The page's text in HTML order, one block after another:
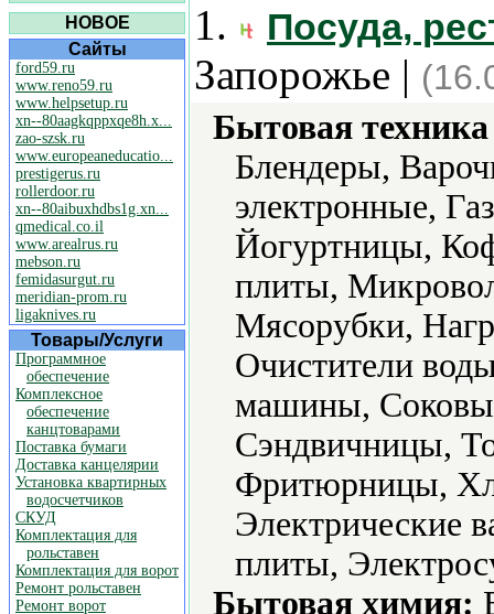
НОВОЕ
Сайты
ford59.ru
www.reno59.ru
www.helpsetup.ru
xn--80aagkqppxqe8h.x...
zao-szsk.ru
www.europeaneducatio...
prestigerus.ru
rollerdoor.ru
xn--80aibuxhdbs1g.xn...
qmedical.co.il
www.arealrus.ru
mebson.ru
femidasurgut.ru
meridian-prom.ru
ligaknives.ru
Товары/Услуги
Программное
обеспечение
Комплексное
обеспечение
канцтоварами
Поставка бумаги
Доставка канцелярии
Установка квартирных
водосчетчиков
СКУД
Комплектация для
рольставен
Комплектация для ворот
Ремонт рольставен
Ремонт ворот
1. Посуда,
Запорожье |
Бытовая
Блендеры,
электронные,
Йогуртницы,
плиты,
Мясорубки,
Очистители
машины,
Сэндвичницы,
Фритюрницы,
Электрические
плиты,
Бытовая химия: